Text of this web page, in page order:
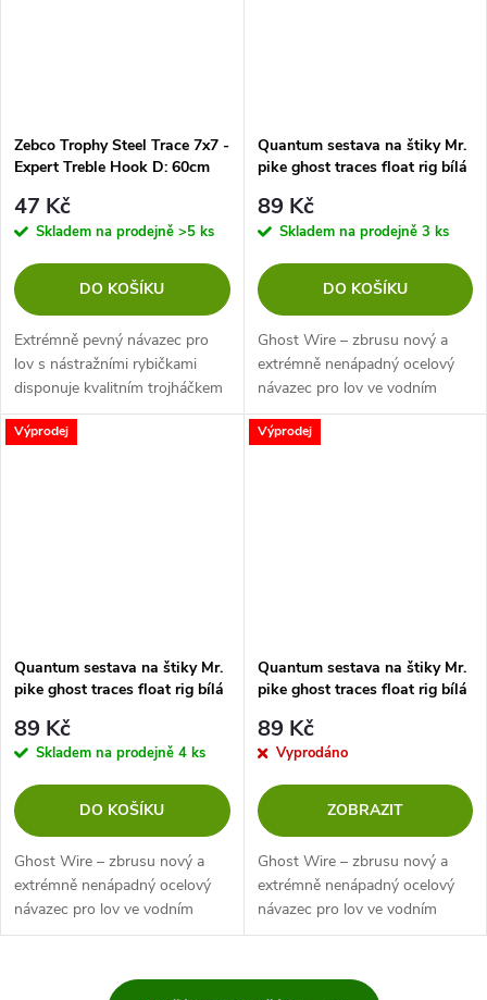
Zebco Trophy Steel Trace 7x7 -
Expert Treble Hook D: 60cm
47 Kč
Skladem na prodejně >5 ks
DO KOŠÍKU
Extrémně pevný návazec pro
lov s nástražními rybičkami
disponuje kvalitním trojháčkem
pro jistotu při záseku.
Quantum sestava na štiky Mr.
pike ghost traces float rig bílá
89 Kč
Skladem na prodejně 3 ks
DO KOŠÍKU
Ghost Wire – zbrusu nový a
extrémně nenápadný ocelový
návazec pro lov ve vodním
sloupci! Praktický štikový
návazec pro lov se splávky
Výprodej
Quantum sestava na štiky Mr.
pike ghost traces float rig bílá
89 Kč
Skladem na prodejně 4 ks
DO KOŠÍKU
Ghost Wire – zbrusu nový a
extrémně nenápadný ocelový
návazec pro lov ve vodním
sloupci! Praktický štikový
vybavený háčkem z karbonové
Výprodej
Quantum sestava na štiky Mr.
pike ghost traces float rig bílá
89 Kč
Vyprodáno
ZOBRAZIT
Ghost Wire – zbrusu nový a
extrémně nenápadný ocelový
návazec pro lov ve vodním
sloupci! Praktický štikový
vybavený háčkem z karbonové